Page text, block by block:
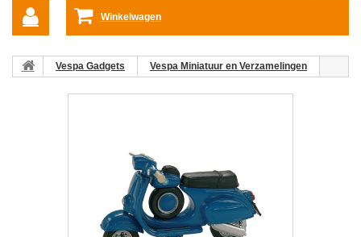
Winkelwagen
Vespa Gadgets
Vespa Miniatuur en Verzamelingen